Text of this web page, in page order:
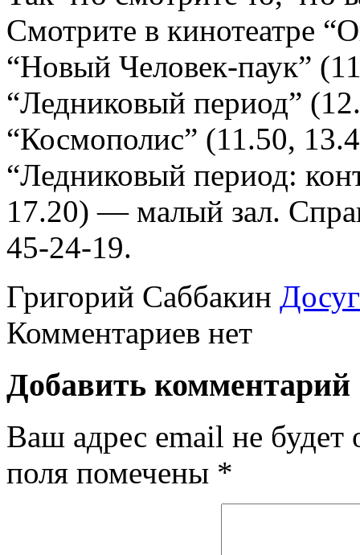
Смотрите в кинотеатре
“Новый Человек-паук”
“Ледниковый период”
“Космополис” (11.50,
“Ледниковый период:
17.20) — малый зал.
45-24-19.
Григорий Саббакин Досуг
Комментариев нет
Добавить комментарий
Ваш адрес email не будет
поля помечены *